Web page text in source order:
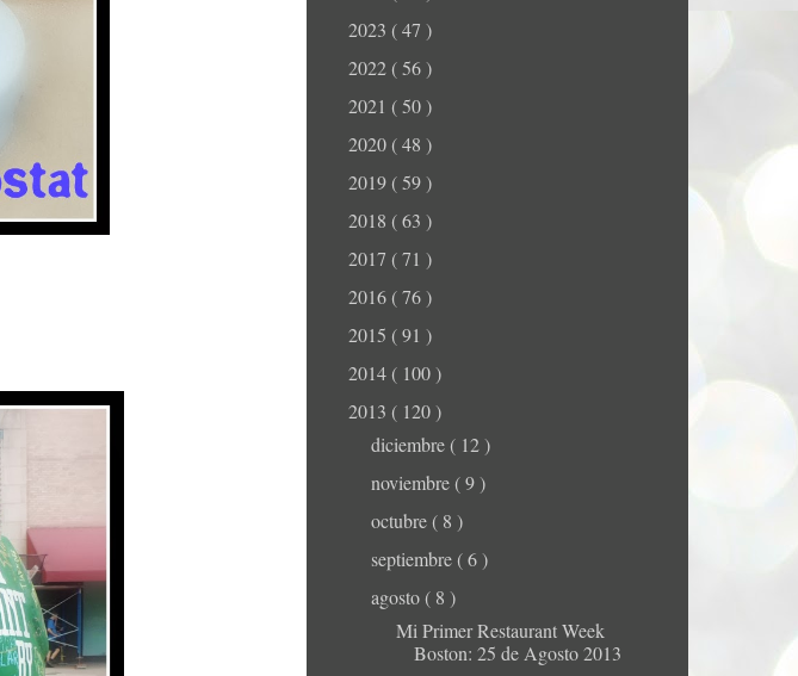
2023 ( 47 )
2022 ( 56 )
2021 ( 50 )
2020 ( 48 )
2019 ( 59 )
2018 ( 63 )
2017 ( 71 )
2016 ( 76 )
2015 ( 91 )
2014 ( 100 )
2013 ( 120 )
diciembre ( 12 )
noviembre ( 9 )
octubre ( 8 )
septiembre ( 6 )
agosto ( 8 )
Mi Primer Restaurant Week
Boston: 25 de Agosto 2013